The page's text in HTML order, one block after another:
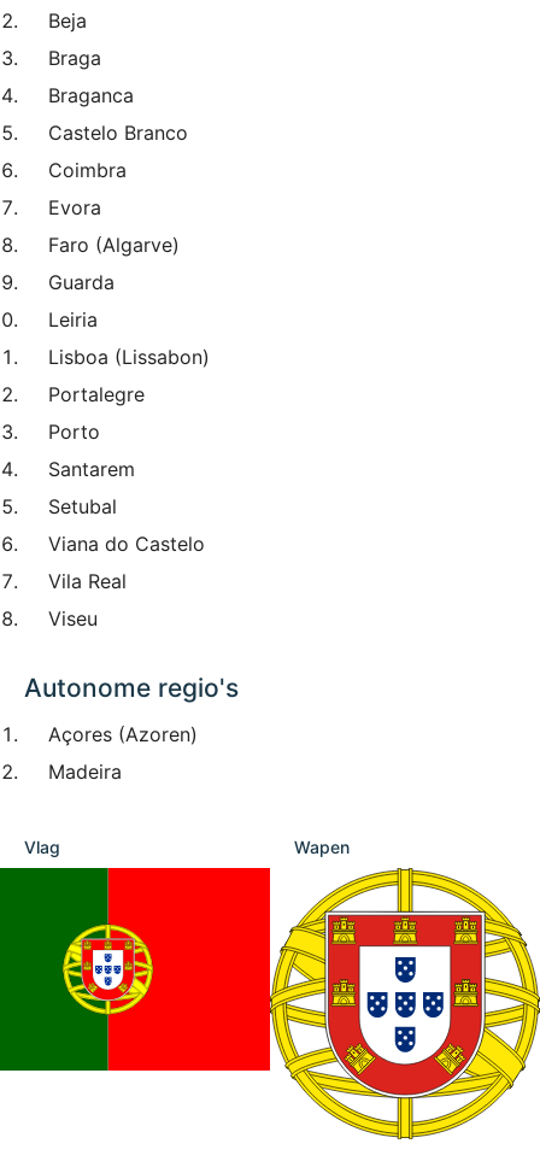
Beja
Braga
Braganca
Castelo Branco
Coimbra
Evora
Faro (Algarve)
Guarda
Leiria
Lisboa (Lissabon)
Portalegre
Porto
Santarem
Setubal
Viana do Castelo
Vila Real
Viseu
Autonome regio's
Açores (Azoren)
Madeira
Vlag Wapen